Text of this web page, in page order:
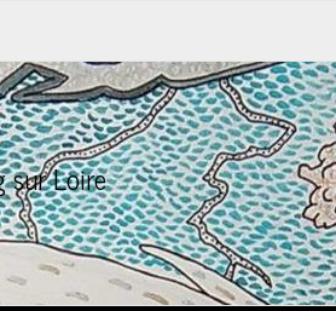
sur Loire